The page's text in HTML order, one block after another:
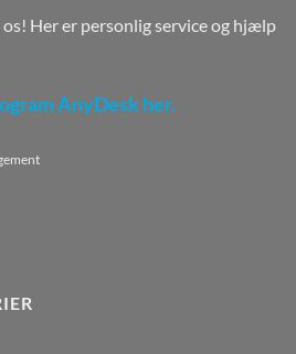
Her er personlig service og hjælp
AnyDesk her.